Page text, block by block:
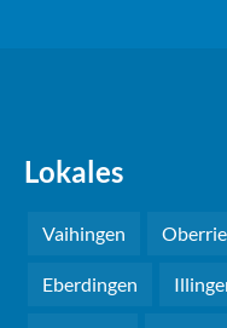
Lokales
Vaihingen
Eberdingen